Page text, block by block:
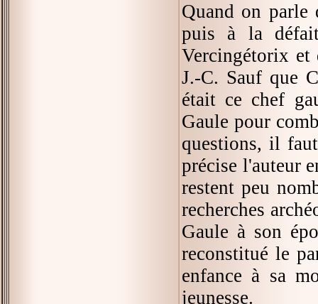
Quand on
puis à la
Vercingétorix et
J.-C. Sauf que
était ce chef
Gaule pour
questions, il
précise l'auteur
restent peu
recherches
Gaule à son
reconstitué le
enfance à sa
jeunesse.